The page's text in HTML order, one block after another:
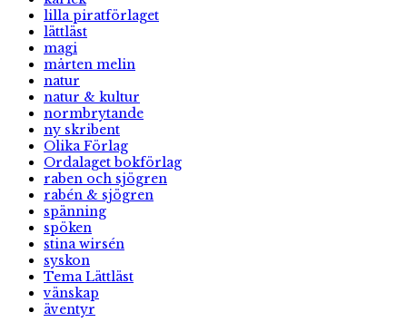
lilla piratförlaget
lättläst
magi
mårten melin
natur
natur & kultur
normbrytande
ny skribent
Olika Förlag
Ordalaget bokförlag
raben och sjögren
rabén & sjögren
spänning
spöken
stina wirsén
syskon
Tema Lättläst
vänskap
äventyr